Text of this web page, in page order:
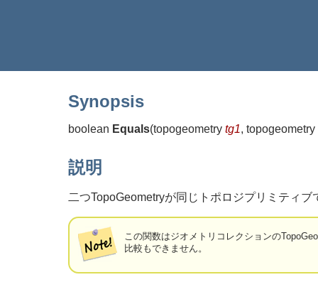
Synopsis
boolean Equals(topogeometry tg1, topogeometry
説明
二つTopoGeometryが同じトポロジプリミティ
この関数はジオメトリコレクションの
比較もできません。